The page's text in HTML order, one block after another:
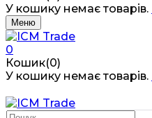
У кошику немає товарів.
Меню
0
Кошик(0)
У кошику немає товарів.